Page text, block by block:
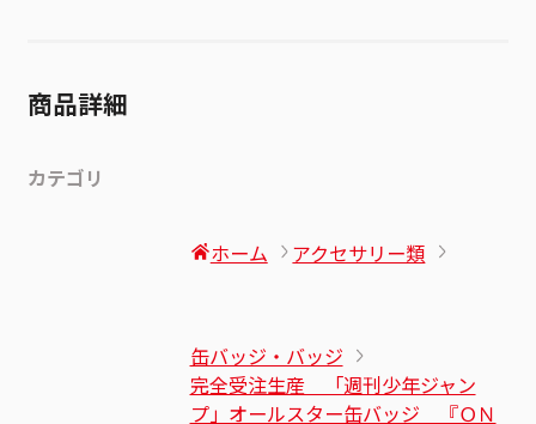
商品詳細
カテゴリ
ホーム アクセサリー類
缶バッジ・バッジ
完全受注生産 「週刊少年ジャン
プ」オールスター缶バッジ 『ＯＮ